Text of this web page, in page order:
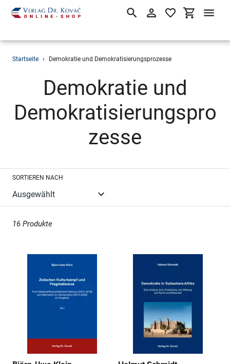
Direkt
SuchenEinloggen
Startseite › Demokratie und Demokratisierungsprozesse
S
a
l
u
g
:
Demokratie und
Demokratisierungspro
zesse
SORTIEREN NACH
16 Produkte